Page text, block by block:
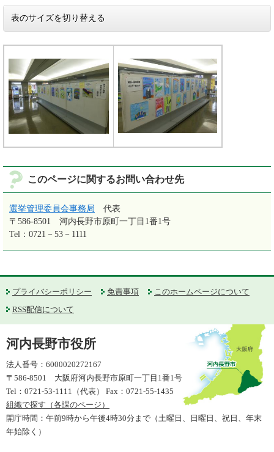
表のサイズを切り替える
このページに関するお問い合わせ先
選挙管理委員会事務局
代表
〒586-8501
河内長野市原町一丁目1番1号
Tel：0721－53－1111
プライバシーポリシー 免責事項
このホームページについて
RSS配信について
河内長野市役所
法人番号：6000020272167
〒586-8501 大阪府河内長野市原町一丁目1番1号
Tel：0721-53-1111（代表） Fax：0721-55-1435
組織で探す（各課のページ）
開庁時間：午前9時から午後4時30分まで（土曜日、日曜日、祝日、年末
年始除く）